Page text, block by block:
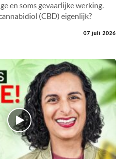
en soms gevaarlijke werking.
(CBD) eigenlijk?
07 juli 2026